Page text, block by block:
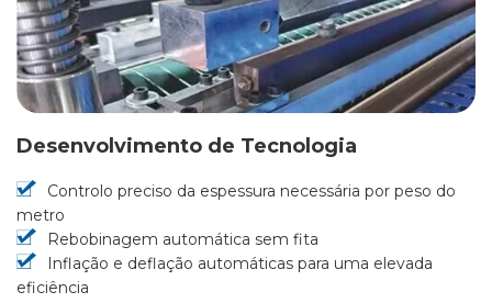
Desenvolvimento de Tecnologia
Controlo preciso da espessura necessária por peso do
metro
Rebobinagem automática sem fita
Inflação e deflação automáticas para uma elevada
eficiência